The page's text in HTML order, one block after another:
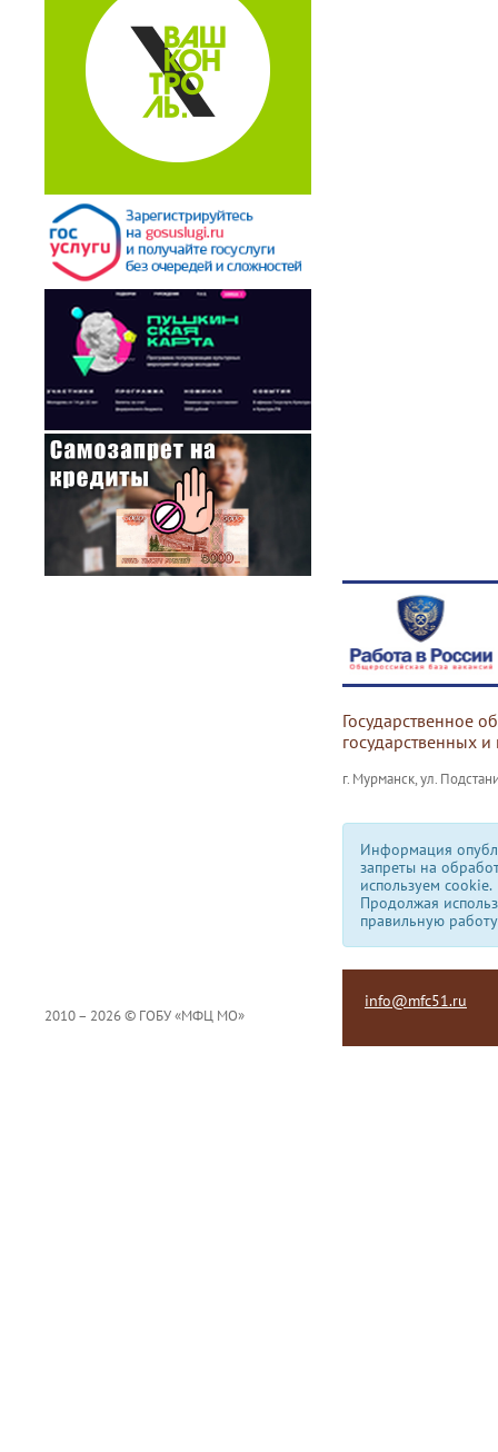
Государственное
государственных
г. Мурманск, ул.
Информация
запреты на
используем сookie.
Продолжая
правильную
2010 – 2026 © ГОБУ «МФЦ МО»
info@mfc51.ru